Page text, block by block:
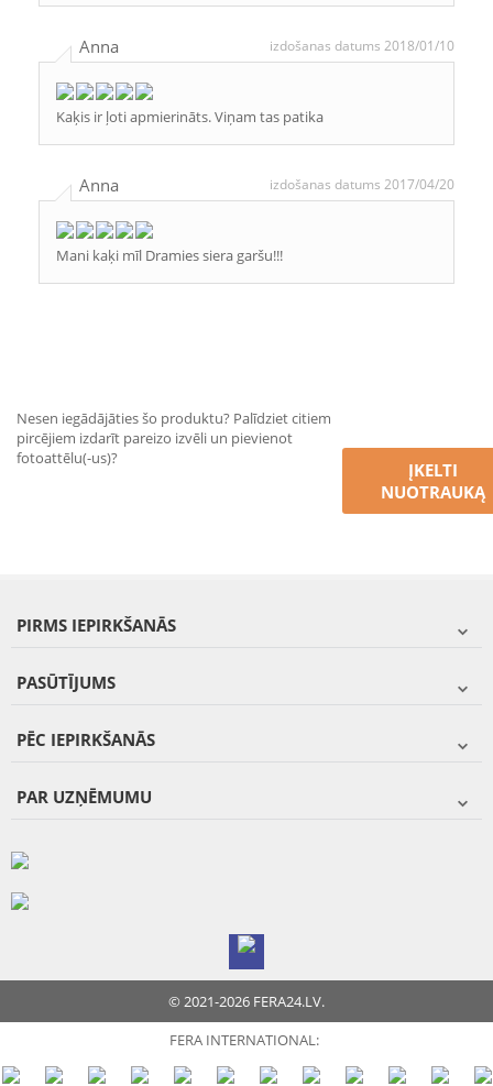
Anna izdošanas datums 2018/01/10
Kaķis ir ļoti apmierināts. Viņam tas patika
Anna izdošanas datums 2017/04/20
Mani kaķi mīl Dramies siera garšu!!!
Nesen iegādājāties šo produktu? Palīdziet citiem
pircējiem izdarīt pareizo izvēli un pievienot
fotoattēlu(-us)?
ĮKELTI
NUOTRAUKĄ
PIRMS IEPIRKŠANĀS
PASŪTĪJUMS
PĒC IEPIRKŠANĀS
PAR UZŅĒMUMU
© 2021-2026 FERA24.LV.
FERA INTERNATIONAL: